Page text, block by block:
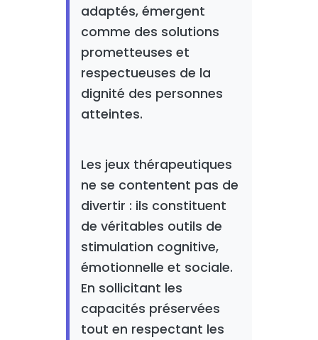
adaptés, émergent
comme des solutions
prometteuses et
respectueuses de la
dignité des personnes
atteintes.
Les jeux thérapeutiques
ne se contentent pas de
divertir : ils constituent
de véritables outils de
stimulation cognitive,
émotionnelle et sociale.
En sollicitant les
capacités préservées
tout en respectant les